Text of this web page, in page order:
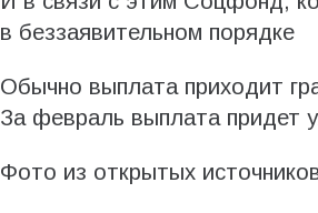
в беззаявительном порядке
Обычно выплата приходит
За февраль выплата придет
Фото из открытых